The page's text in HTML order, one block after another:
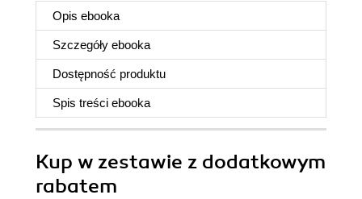
Opis ebooka
Szczegóły ebooka
Dostępność produktu
Spis treści ebooka
Kup w zestawie z dodatkowym
rabatem